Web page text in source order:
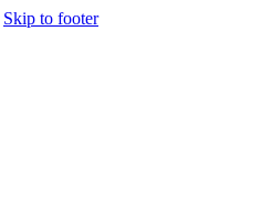
Skip to footer